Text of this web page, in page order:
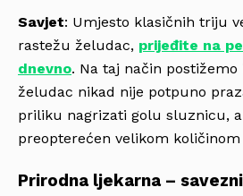
Savjet: Umjesto klasičnih triju
rastežu želudac, prijeđite na
dnevno. Na taj način
želudac nikad nije potpuno
priliku nagrizati golu sluznicu,
preopterećen velikom količinom
Prirodna ljekarna –